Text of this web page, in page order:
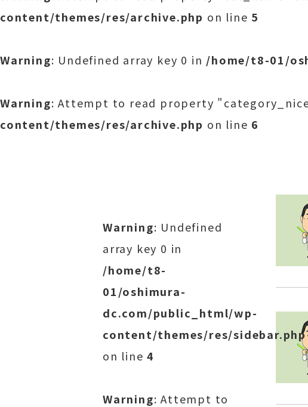
content/themes/res/archive.php on line 5
Warning: Undefined array key 0 in /home/t8-01/
Warning: Attempt to read property
content/themes/res/archive.php on line 6
Warning: Undefined
array key 0 in
/home/t8-
01/oshimura-
dc.com/public_html/wp-
content/themes/res/sidebar.php
on line4
Warning: Attempt to